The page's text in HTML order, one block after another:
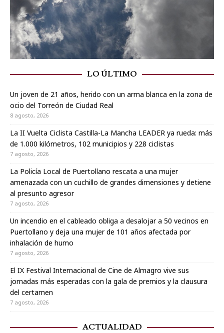
LO ÚLTIMO
Un joven de 21 años, herido con un arma blanca en la zona de
ocio del Torreón de Ciudad Real
8 agosto, 2026
La II Vuelta Ciclista Castilla-La Mancha LEADER ya rueda: más
de 1.000 kilómetros, 102 municipios y 228 ciclistas
7 agosto, 2026
La Policía Local de Puertollano rescata a una mujer
amenazada con un cuchillo de grandes dimensiones y detiene
al presunto agresor
7 agosto, 2026
Un incendio en el cableado obliga a desalojar a 50 vecinos en
Puertollano y deja una mujer de 101 años afectada por
inhalación de humo
7 agosto, 2026
El IX Festival Internacional de Cine de Almagro vive sus
jornadas más esperadas con la gala de premios y la clausura
del certamen
7 agosto, 2026
ACTUALIDAD